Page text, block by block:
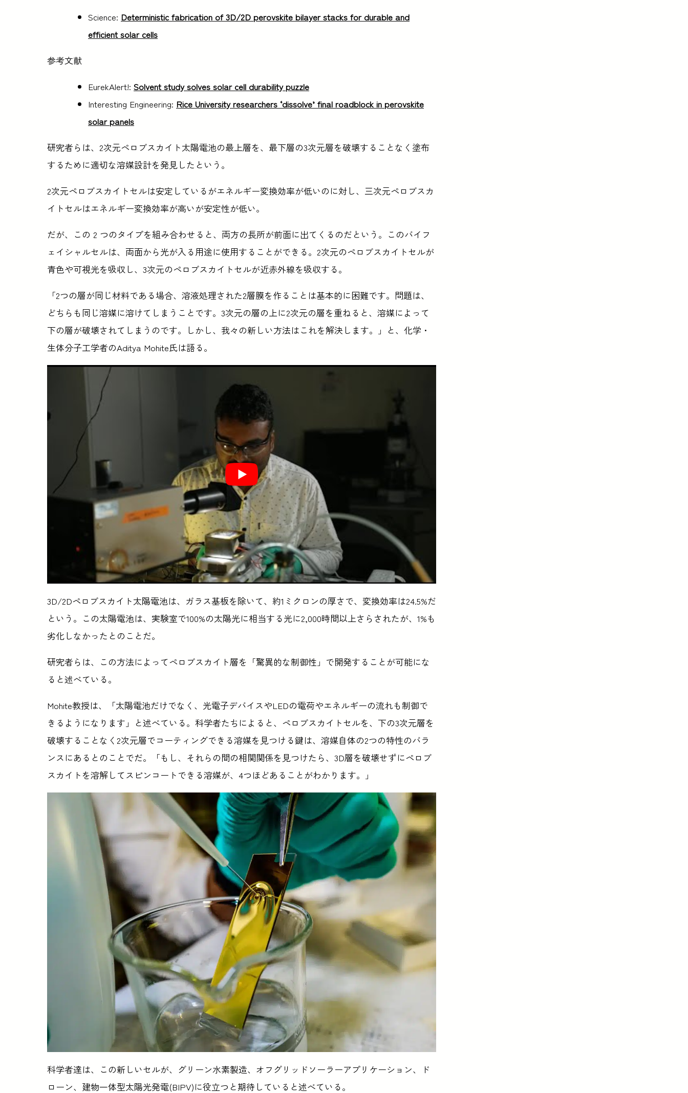
Science: Deterministic fabrication of 3D/2D perovskite bilayer stacks for durable and
efficient solar cells
参考文献
EurekAlert!: Solvent study solves solar cell durability puzzle
Interesting Engineering: Rice University researchers ‘dissolve’ final roadblock in perovskite
solar panels
研究者らは、2次元ペロブスカイト太陽電池の最上層を、最下層の3次元層を破壊することなく塗布
するために適切な溶媒設計を発見したという。
2次元ペロブスカイトセルは安定しているがエネルギー変換効率が低いのに対し、三次元ペロブスカ
イトセルはエネルギー変換効率が高いが安定性が低い。
だが、この 2 つのタイプを組み合わせると、両方の長所が前面に出てくるのだという。このバイフ
ェイシャルセルは、両面から光が入る用途に使用することができる。2次元のペロブスカイトセルが
青色や可視光を吸収し、3次元のペロブスカイトセルが近赤外線を吸収する。
「2つの層が同じ材料である場合、溶液処理された2層膜を作ることは基本的に困難です。問題は、
どちらも同じ溶媒に溶けてしまうことです。3次元の層の上に2次元の層を重ねると、溶媒によって
下の層が破壊されてしまうのです。しかし、我々の新しい方法はこれを解決します。」と、化学・
生体分子工学者のAditya Mohite氏は語る。
3D/2Dペロブスカイト太陽電池は、ガラス基板を除いて、約1ミクロンの厚さで、変換効率は24.5%だ
という。この太陽電池は、実験室で100%の太陽光に相当する光に2,000時間以上さらされたが、1%も
劣化しなかったとのことだ。
研究者らは、この方法によってペロブスカイト層を「驚異的な制御性」で開発することが可能にな
ると述べている。
Mohite教授は、「太陽電池だけでなく、光電子デバイスやLEDの電荷やエネルギーの流れも制御で
きるようになります」と述べている。科学者たちによると、ペロブスカイトセルを、下の3次元層を
破壊することなく2次元層でコーティングできる溶媒を見つける鍵は、溶媒自体の2つの特性のバラ
ンスにあるとのことでだ。「もし、それらの間の相関関係を見つけたら、3D層を破壊せずにペロブ
スカイトを溶解してスピンコートできる溶媒が、4つほどあることがわかります。」
科学者達は、この新しいセルが、グリーン水素製造、オフグリッドソーラーアプリケーション、ド
ローン、建物一体型太陽光発電(BIPV)に役立つと期待していると述べている。